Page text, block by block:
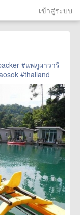
เข้าสู่ระบบ
#แพภูผาวารี
#thailand